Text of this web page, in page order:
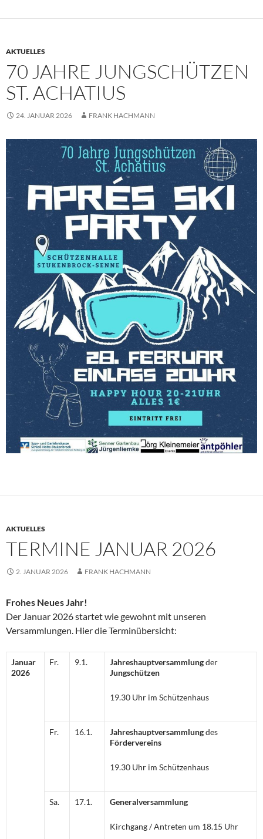
AKTUELLES
70 JAHRE JUNGSCHÜTZEN
ST. ACHATIUS
24. JANUAR 2026 FRANK HACHMANN
AKTUELLES
TERMINE JANUAR 2026
2. JANUAR 2026 FRANK HACHMANN
Frohes Neues Jahr!
Der Januar 2026 startet wie gewohnt mit unseren
Versammlungen. Hier die Terminübersicht:
Januar
2026
Fr. 9.1. Jahreshauptversammlungder
Jungschützen
19.30 Uhr im Schützenhaus
Fr. 16.1. Jahreshauptversammlungdes
Fördervereins
19.30 Uhr im Schützenhaus
Sa. 17.1. Generalversammlung
Kirchgang / Antreten um 18.15 Uhr